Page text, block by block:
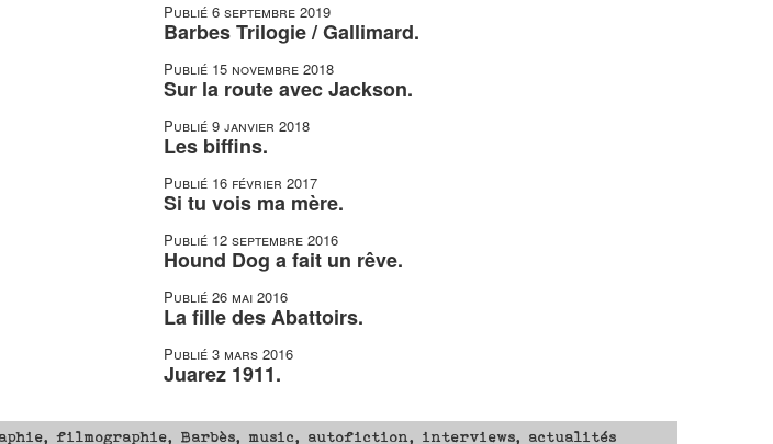
Publié 6 septembre 2019
Barbes Trilogie / Gallimard.
Publié 15 novembre 2018
Sur la route avec Jackson.
Publié 9 janvier 2018
Les biffins.
Publié 16 février 2017
Si tu vois ma mère.
Publié 12 septembre 2016
Hound Dog a fait un rêve.
Publié 26 mai 2016
La fille des Abattoirs.
Publié 3 mars 2016
Juarez 1911.
filmographie, Barbès, music, autofiction, interviews, actualités